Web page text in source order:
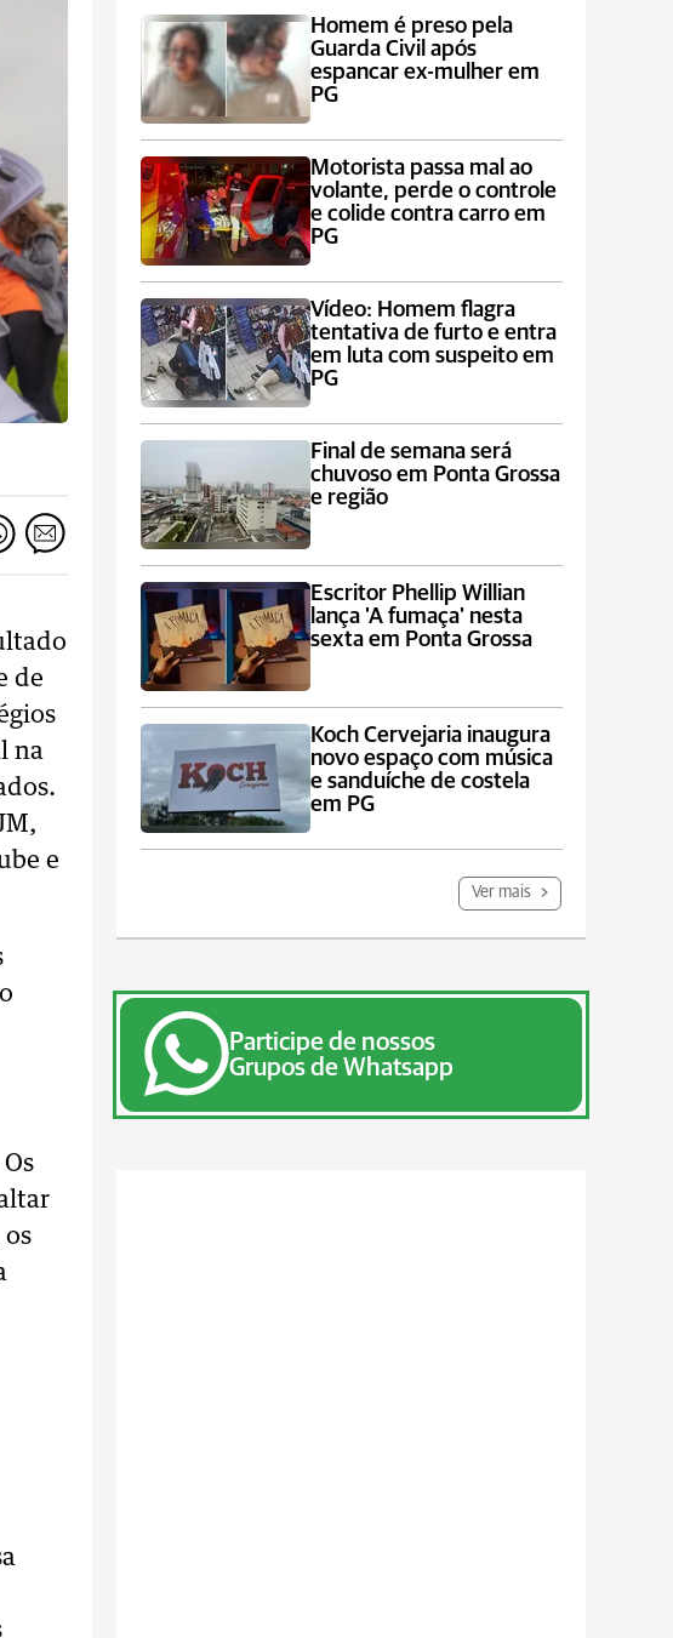
de
na
e
os
Homem é preso pela
Guarda Civil após
espancar ex-mulher em
PG
Motorista passa mal ao
volante, perde o controle
e colide contra carro em
PG
Vídeo: Homem flagra
tentativa de furto e entra
em luta com suspeito em
PG
Final de semana será
chuvoso em Ponta Grossa
e região
Escritor Phellip Willian
lança 'A fumaça' nesta
sexta em Ponta Grossa
Koch Cervejaria inaugura
novo espaço com música
e sanduíche de costela
em PG
Ver mais
Participe de nossos
Grupos de Whatsapp